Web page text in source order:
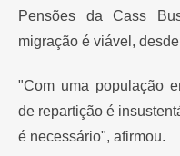
Pensões da Cass
migração é viável,
"Com uma população
de repartição é
é necessário", afirmou.